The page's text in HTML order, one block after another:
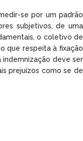
se por um padrão
subjetivos, de uma
o coletivo de
que respeita à fixação
deve ser
prejuízos como se de